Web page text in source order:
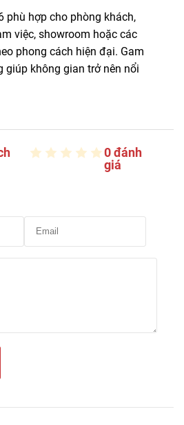
phù hợp cho phòng khách,
việc, showroom hoặc các
phong cách hiện đại. Gam
giúp không gian trở nên nổi
0 đánh
giá